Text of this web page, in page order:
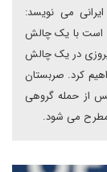
می نویسد:
است با یک چالش
در یک چالش
کرد. صربستان
اظهارات نسبتا عجیب ۶ ماه پس از حمله گروهی
می شود.